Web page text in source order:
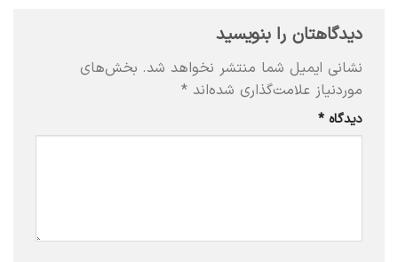
دیدگاهتان را بنویسید
نشانی ایمیل شما منتشر نخواهد شد. بخش‌های
موردنیاز علامت‌گذاری شده‌اند *
دیدگاه *